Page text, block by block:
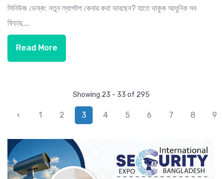
সিনিউজ ডেস্ক: নতুন ল্যাপটপ কেনার কথা ভাবছেন? হাতে থাকুক আধুনিক সব
ফিচার,...
Read More
Showing 23 - 33 of 295
‹ 1 2 3 4 5 6 7 8 9